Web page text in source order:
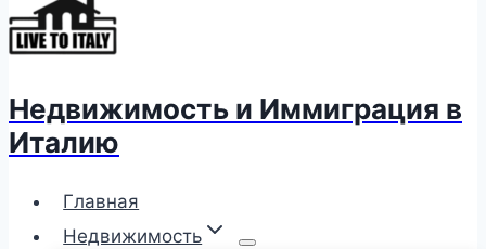
Недвижимость и Иммиграция в
Италию
Главная
Недвижимость